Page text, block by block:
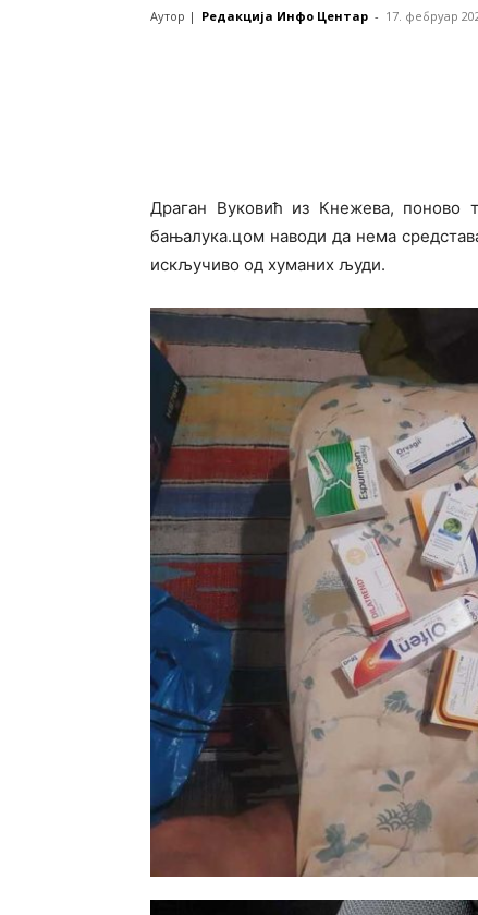
Аутор | Редакција Инфо Центар - 17. фебруар
Драган Вуковић из Кнежева, поново
бањалука.цом наводи да нема
искључиво од хуманих људи.